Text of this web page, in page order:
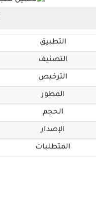
التطبيق
التصنيف
الترخيص
المطور
الحجم
الإصدار
المتطلبات